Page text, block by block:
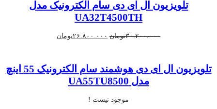
تلویزیون ال ای دی سام الکترونیک مدل
UA32T4500TH
۳۰.۲۰۰.۰۰۰تومان قیمت
۲۶.۸۰۰.۰۰۰تومان
تلویزیون ال ای دی هوشمند سام الکترونیک 55 اینچ
مدل UA55TU8500
موجود نیست !